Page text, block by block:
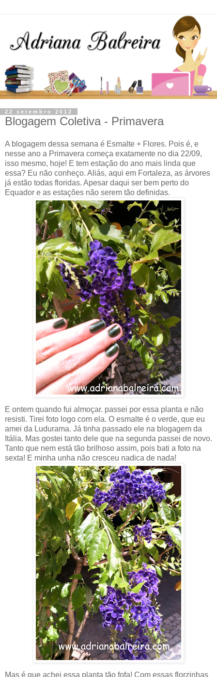
22 setembro 2012
Blogagem Coletiva - Primavera
A blogagem dessa semana é Esmalte + Flores. Pois é, e
nesse ano a Primavera começa exatamente no dia 22/09,
isso mesmo, hoje! E tem estação do ano mais linda que
essa? Eu não conheço. Aliás, aqui em Fortaleza, as árvores
já estão todas floridas. Apesar daqui ser bem perto do
Equador e as estações não serem tão definidas.
E ontem quando fui almoçar. passei por essa planta e não
resisti. Tirei foto logo com ela. O esmalte é o verde, que eu
amei da Ludurama. Já tinha passado ele na blogagem da
Itália. Mas gostei tanto dele que na segunda passei de novo.
Tanto que nem está tão brilhoso assim, pois bati a foto na
sexta! E minha unha não cresceu nadica de nada!
Mas é que achei essa planta tão fofa! Com essas florzinhas